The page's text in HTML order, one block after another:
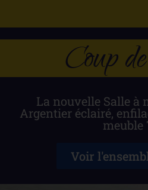
Coup
La nouvelle Salle à
Argentier éclairé,
meuble
Voir